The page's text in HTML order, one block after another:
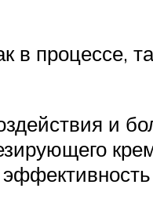
в процессе,
и